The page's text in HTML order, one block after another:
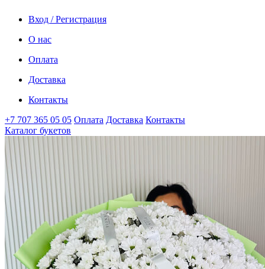
Вход / Регистрация
О нас
Оплата
Доставка
Контакты
+7 707 365 05 05 Оплата Доставка Контакты
Каталог букетов